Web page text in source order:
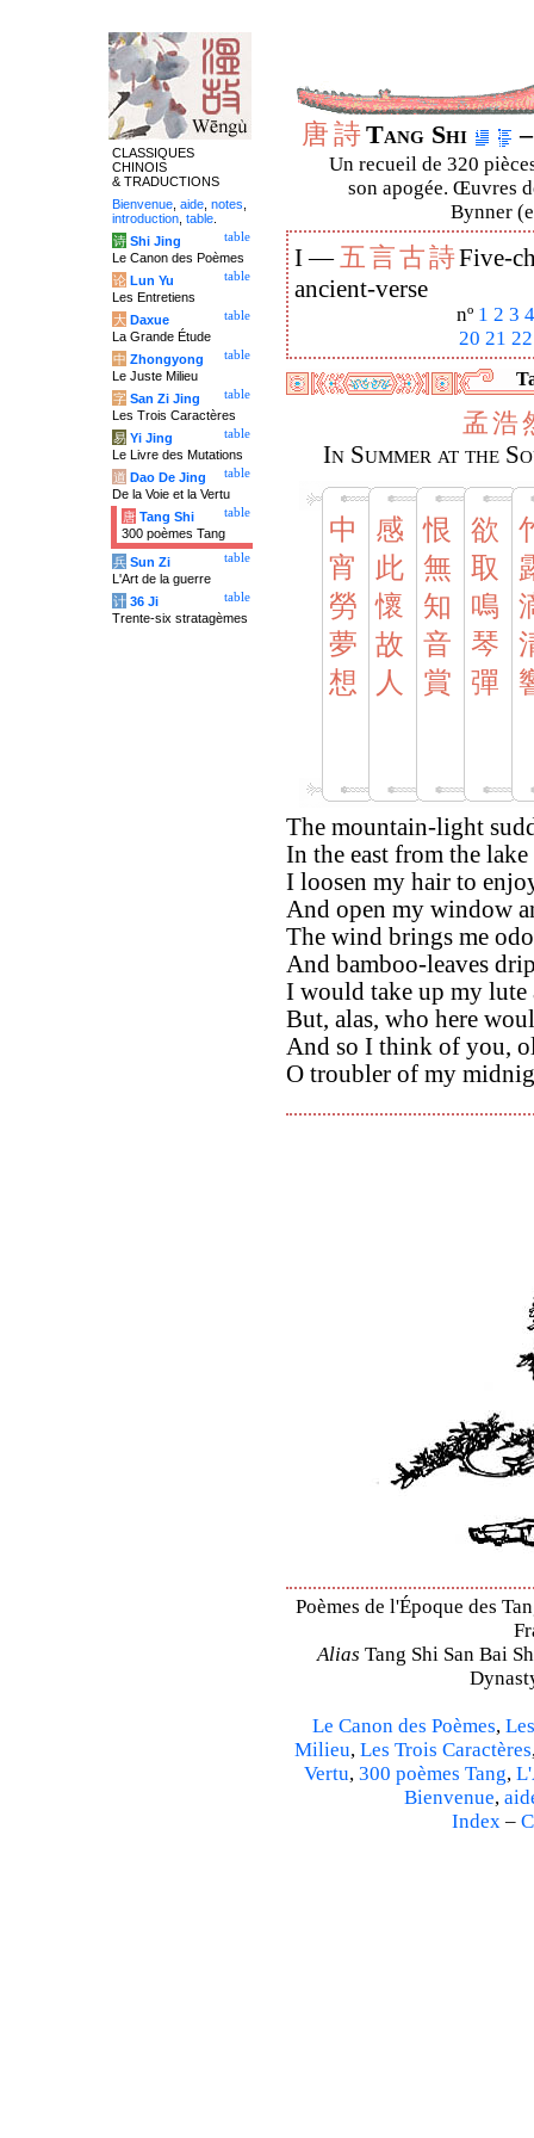
唐詩Tang Shi
Un recueil de 320
son apogée. Œuvres
Bynner
I —五言古詩Five-
ancient-verse
nº 1 2 3 4
20 21 22
孟浩
In Summer at the
中
宵
勞
夢
想
感
此
懷
故
人
恨
無
知
音
賞
欲
取
鳴
琴
彈
The mountain-light
In the east from the
I loosen my hair to
And open my window
The wind brings me
And bamboo-leaves
I would take up my
But, alas, who here
And so I think of you,
O troubler of my
Poèmes de l'Époque des
Alias Tang Shi San Bai
Le Canon des Poèmes,
Milieu, Les Trois Caractères
Vertu, 300 poèmes Tang,
Bienvenue,
Index–
CLASSIQUES
CHINOIS
& TRADUCTIONS
Bienvenue aide notes
introduction table
table
诗 Shi Jing
Le Canon des Poèmes
table
论 Lun Yu
Les Entretiens
table
大 Daxue
La Grande Étude
table
中 Zhongyong
Le Juste Milieu
table
字 San Zi Jing
Les Trois Caractères
table
易 Yi Jing
Le Livre des Mutations
table
道 Dao De Jing
De la Voie et la Vertu
table
唐 Tang Shi
300 poèmes Tang
table
兵 Sun Zi
L'Art de la guerre
table
计 36 Ji
Trente-six stratagèmes